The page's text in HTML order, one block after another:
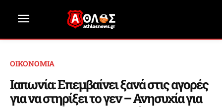
ΟΙΚΟΝΟΜΙΑ
Ιαπωνία: Επεμβαίνει ξανά στις αγορές
για να στηρίξει το γεν – Ανησυχία για